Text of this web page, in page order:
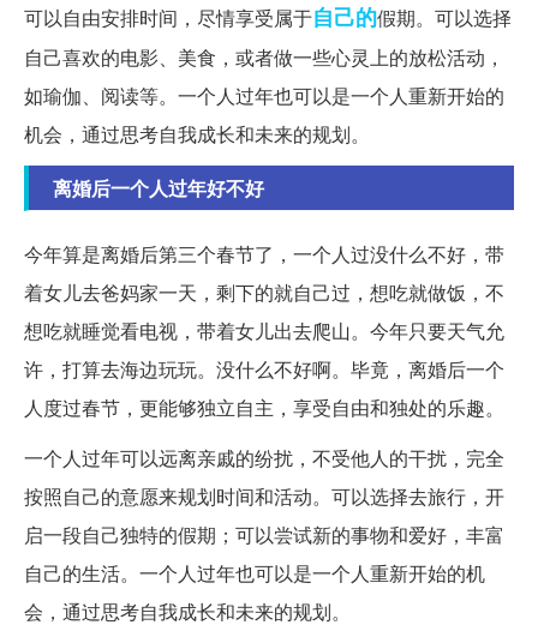
可以自由安排时间，尽情享受属于自己的假期。可以选择
自己喜欢的电影、美食，或者做一些心灵上的放松活动，
如瑜伽、阅读等。一个人过年也可以是一个人重新开始的
机会，通过思考自我成长和未来的规划。
离婚后一个人过年好不好
今年算是离婚后第三个春节了，一个人过没什么不好，带
着女儿去爸妈家一天，剩下的就自己过，想吃就做饭，不
想吃就睡觉看电视，带着女儿出去爬山。今年只要天气允
许，打算去海边玩玩。没什么不好啊。毕竟，离婚后一个
人度过春节，更能够独立自主，享受自由和独处的乐趣。
一个人过年可以远离亲戚的纷扰，不受他人的干扰，完全
按照自己的意愿来规划时间和活动。可以选择去旅行，开
启一段自己独特的假期；可以尝试新的事物和爱好，丰富
自己的生活。一个人过年也可以是一个人重新开始的机
会，通过思考自我成长和未来的规划。